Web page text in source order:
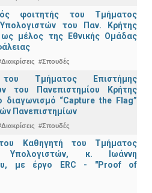
φοιτητής του Τμήματος
Υπολογιστών του Παν. Κρήτης
ως μέλος της Εθνικής Ομάδας
#Σπουδές
του Τμήματος Επιστήμης
του Πανεπιστημίου Κρήτης
διαγωνισμό “Capture the Flag”
Πανεπιστημίων
#Σπουδές
Καθηγητή του Τμήματος
Υπολογιστών, κ. Ιωάννη
με έργο ERC - "Proof of